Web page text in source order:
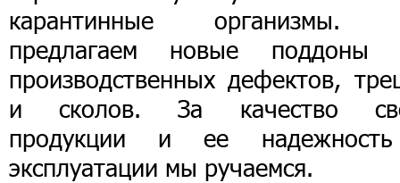
карантинные организмы.
предлагаем новые поддоны
производственных дефектов,
и сколов. За качество
продукции и ее
эксплуатации мы ручаемся.